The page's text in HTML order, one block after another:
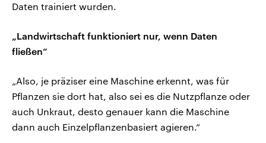
Daten trainiert wurden.
„Landwirtschaft funktioniert nur, wenn Daten
fließen“
„Also, je präziser eine Maschine erkennt, was für
Pflanzen sie dort hat, also sei es die Nutzpflanze oder
auch Unkraut, desto genauer kann die Maschine
dann auch Einzelpflanzenbasiert agieren.“